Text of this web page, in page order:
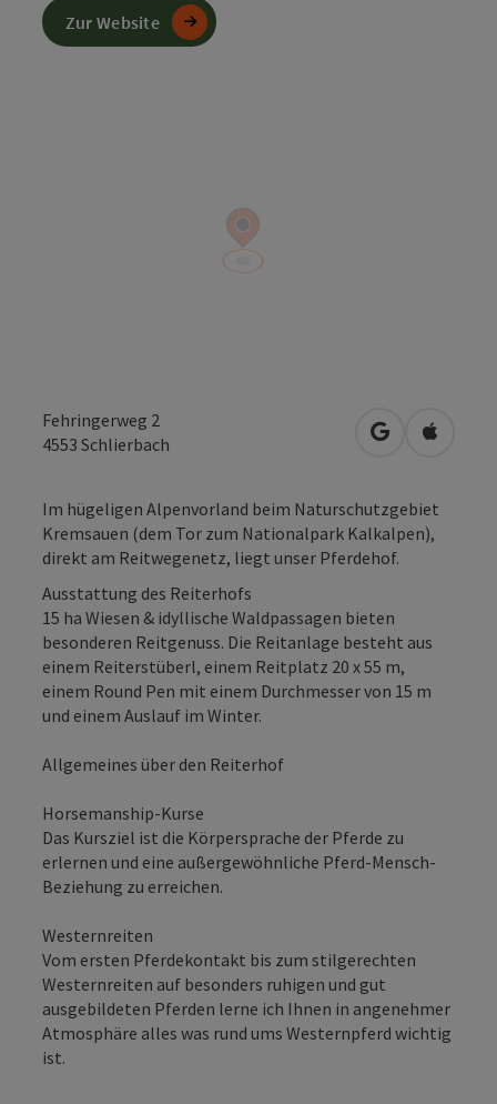
Fehringerweg 2
4553 Schlierbach in Google
in
Im hügeligen Alpenvorland beim Naturschutzgebiet
Kremsauen (dem Tor zum Nationalpark Kalkalpen),
direkt am Reitwegenetz, liegt unser Pferdehof.
Ausstattung des Reiterhofs
15 ha Wiesen & idyllische Waldpassagen bieten
besonderen Reitgenuss. Die Reitanlage besteht aus
einem Reiterstüberl, einem Reitplatz 20 x 55 m,
einem Round Pen mit einem Durchmesser von 15 m
und einem Auslauf im Winter.
Allgemeines über den Reiterhof
Horsemanship-Kurse
Das Kursziel ist die Körpersprache der Pferde zu
erlernen und eine außergewöhnliche Pferd-Mensch-
Beziehung zu erreichen.
Westernreiten
Vom ersten Pferdekontakt bis zum stilgerechten
Westernreiten auf besonders ruhigen und gut
ausgebildeten Pferden lerne ich Ihnen in angenehmer
Atmosphäre alles was rund ums Westernpferd wichtig
ist.
Zur Website